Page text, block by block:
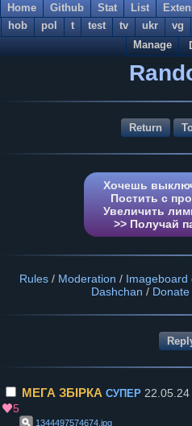
Home Github Stat List
hob
pol t test tv ukr vg
Manage
Return
Хочешь
Постить с
Увеличить
>> Получай
Rules/ Moderation / Imageboard
Dashchan / Donate
МЕГА ЗБІРКА СУПЕР
5
1344497574674 jpg